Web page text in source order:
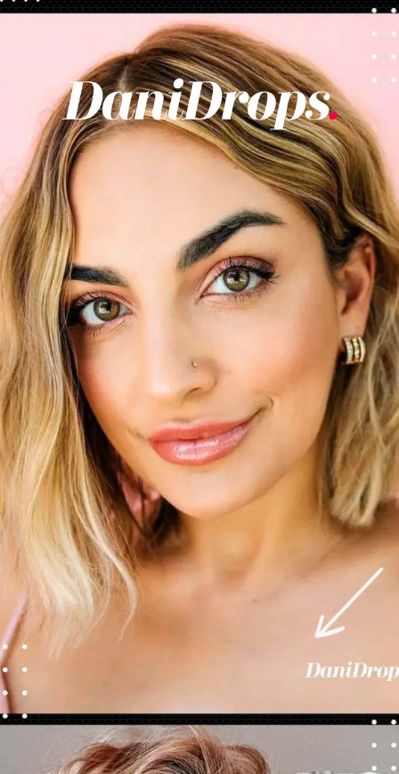
https://danidrops.com.br/es/tendencia-del-cabello-rubio-2025/
Abriendo... https://danidrops.com.br/es/tendencia-del-cabello-rubio-2025/